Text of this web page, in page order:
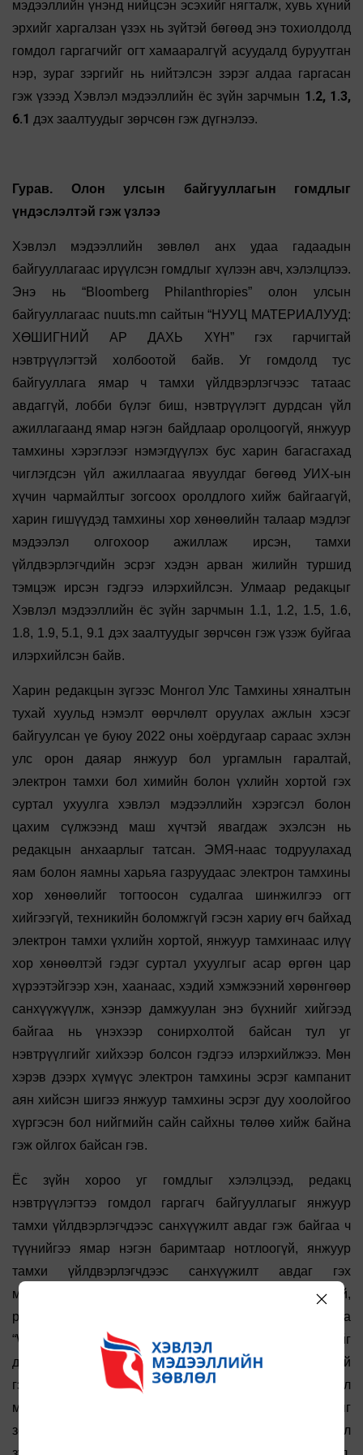
мэдээллийн үнэнд нийцсэн эсэхийг нягталж, хувь хүний
эрхийг харгалзан үзэх нь зүйтэй бөгөөд энэ тохиолдолд
гомдол гаргагчийг огт хамааралгүй асуудалд буруутган
нэр, зураг зэргийг нь нийтэлсэн зэрэг алдаа гаргасан
гэж үзээд Хэвлэл мэдээллийн ёс зүйн зарчмын 1.2, 1.3,
6.1 дэх заалтуудыг зөрчсөн гэж дүгнэлээ.
Гурав. Олон улсын байгууллагын гомдлыг
үндэслэлтэй гэж үзлээ
Хэвлэл мэдээллийн зөвлөл анх удаа гадаадын
байгууллагаас ирүүлсэн гомдлыг хүлээн авч, хэлэлцлээ.
Энэ нь “Bloomberg Philanthropies” олон улсын
байгууллагаас nuuts.mn сайтын “НУУЦ МАТЕРИАЛУУД:
ХӨШИГНИЙ АР ДАХЬ ХҮН” гэх гарчигтай
нэвтрүүлэгтэй холбоотой байв. Уг гомдолд тус
байгууллага ямар ч тамхи үйлдвэрлэгчээс татаас
авдаггүй, лобби бүлэг биш, нэвтрүүлэгт дурдсан үйл
ажиллагаанд ямар нэгэн байдлаар оролцоогүй, янжуур
тамхины хэрэглээг нэмэгдүүлэх бус харин багасгахад
чиглэгдсэн үйл ажиллаагаа явуулдаг бөгөөд УИХ-ын
хүчин чармайлтыг зогсоох оролдлого хийж байгаагүй,
харин гишүүдэд тамхины хор хөнөөлийн талаар мэдлэг
мэдээлэл олгохоор ажиллаж ирсэн, тамхи
үйлдвэрлэгчдийн эсрэг хэдэн арван жилийн туршид
тэмцэж ирсэн гэдгээ илэрхийлсэн. Улмаар редакцыг
Хэвлэл мэдээллийн ёс зүйн зарчмын 1.1, 1.2, 1.5, 1.6,
1.8, 1.9, 5.1, 9.1 дэх заалтуудыг зөрчсөн гэж үзэж буйгаа
илэрхийлсэн байв.
Харин редакцын зүгээс Монгол Улс Тамхины хяналтын
тухай хуульд нэмэлт өөрчлөлт оруулах ажлын хэсэг
байгуулсан үе буюу 2022 оны хоёрдугаар сараас эхлэн
улс орон даяар янжуур бол ургамлын гаралтай,
электрон тамхи бол химийн болон үхлийн хортой гэх
суртал ухуулга хэвлэл мэдээллийн хэрэгсэл болон
цахим сүлжээнд маш хүчтэй явагдаж эхэлсэн нь
редакцын анхаарлыг татсан. ЭМЯ-наас тодруулахад
яам болон яамны харьяа газруудаас электрон тамхины
хор хөнөөлийг тогтоосон судалгаа шинжилгээ огт
хийгээгүй, техникийн боломжгүй гэсэн хариу өгч байхад
электрон тамхи үхлийн хортой, янжуур тамхинаас илүү
хор хөнөөлтэй гэдэг суртал ухуулгыг асар өргөн цар
хүрээтэйгээр хэн, хаанаас, хэдий хэмжээний хөрөнгөөр
санхүүжүүлж, хэнээр дамжуулан энэ бүхнийг хийгээд
байгаа нь үнэхээр сонирхолтой байсан тул уг
нэвтрүүлгийг хийхээр болсон гэдгээ илэрхийлжээ. Мөн
хэрэв дээрх хүмүүс электрон тамхины эсрэг кампанит
аян хийсэн шигээ янжуур тамхины эсрэг дуу хоолойгоо
хүргэсэн бол нийгмийн сайн сайхны төлөө хийж байна
гэж ойлгох байсан гэв.
Ёс зүйн хороо уг гомдлыг хэлэлцээд, редакц
нэвтрүүлэгтээ гомдол гаргагч байгууллагыг янжуур
тамхи үйлдвэрлэгчдээс санхүүжилт авдаг гэж байгаа ч
түүнийгээ ямар нэгэн баримтаар нотлоогүй, янжуур
тамхи үйлдвэрлэгчдээс санхүүжилт авдаг гэх
мэдээллийн эх сурвалж, баримт уг нэвтрүүлэгт байхгүй,
редакцын зүгээс ХМЗ-д ирүүлсэн хариу тайлбартаа
“Why Health Groups Lie About Vaping” гэх нэвтрүүлгийг
дурдсан боловч уг нэвтрүүлэг ёс зүйн алдаа гаргаагүй
гэх баримт, нотолгоо байхгүй гэж үзэн, Хэвлэл
мэдээллийн ёс зүйн зарчмын
дахь заалтуудыг
зөрчсөн хэмээн дүгнэв. Харин энэхүү бүтээл нь сэтгүүл